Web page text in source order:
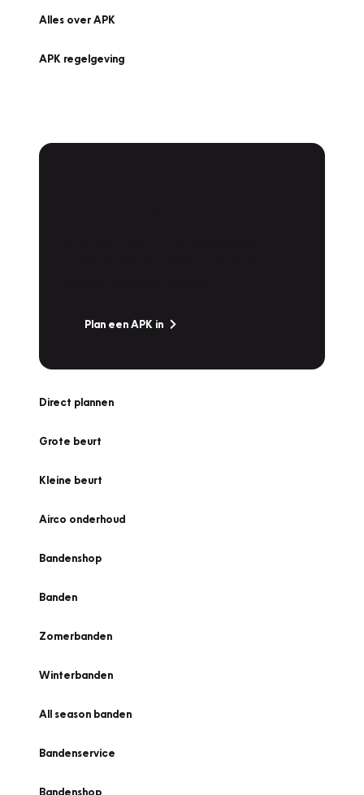
Alles over APK
APK regelgeving
Plan een APK in
Direct plannen
Grote beurt
Kleine beurt
Airco onderhoud
Bandenshop
Banden
Zomerbanden
Winterbanden
All season banden
Bandenservice
Bandenshop